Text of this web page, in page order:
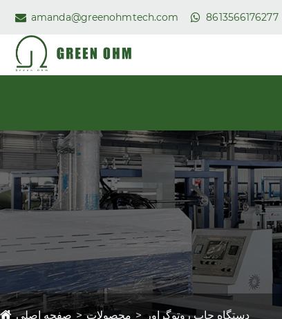
amanda@greenohmtech.com 8613566176277
صفحه اصلی محصولات دستگاه چاپ روتوگراور